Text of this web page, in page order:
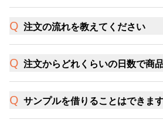
注文の流れを教えてください
注文からどれくらいの日数で商
サンプルを借りることはできま